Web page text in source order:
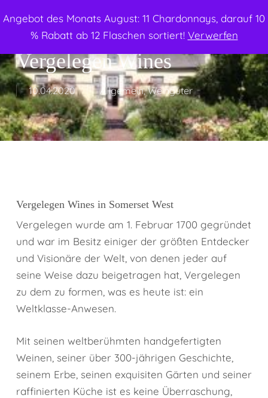
Angebot des Monats August: 11 Chardonnays, darauf 10
% Rabatt ab 12 Flaschen sortiert! Verwerfen
to
content
search
Vergelegen Wines
10.04.2020 Allgemein,Weingüter
Vergelegen Wines in Somerset West
Vergelegen wurde am 1. Februar 1700 gegründet
und war im Besitz einiger der größten Entdecker
und Visionäre der Welt, von denen jeder auf
seine Weise dazu beigetragen hat, Vergelegen
zu dem zu formen, was es heute ist: ein
Weltklasse-Anwesen.
Mit seinen weltberühmten handgefertigten
Weinen, seiner über 300-jährigen Geschichte,
seinem Erbe, seinen exquisiten Gärten und seiner
raffinierten Küche ist es keine Überraschung,